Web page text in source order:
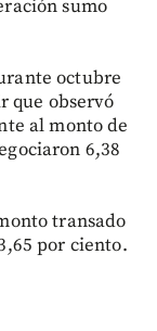
sumo
octubre
que observó
al monto de
6,38
transado
por ciento.